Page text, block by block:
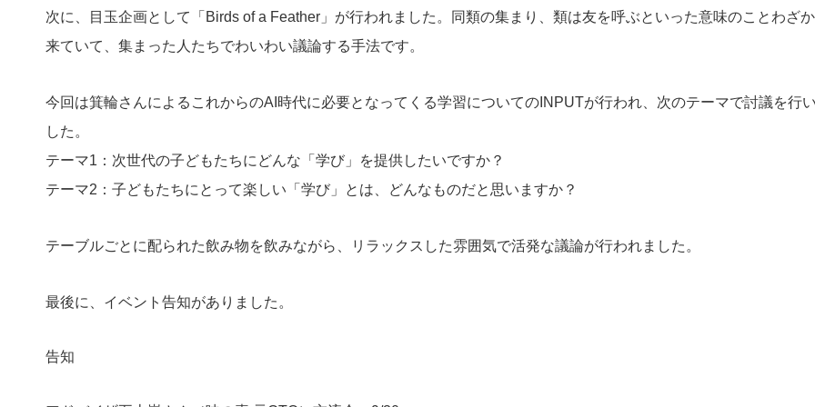
次に、目玉企画として「Birds of a Feather」が行われました。同類の集まり、類は友を呼ぶといった意味のことわざ
来ていて、集まった人たちでわいわい議論する手法です。
今回は箕輪さんによるこれからのAI時代に必要となってくる学習についてのINPUTが行われ、次のテーマで討議を行
した。
テーマ1：次世代の子どもたちにどんな「学び」を提供したいですか？
テーマ2：子どもたちにとって楽しい「学び」とは、どんなものだと思いますか？
テーブルごとに配られた飲み物を飲みながら、リラックスした雰囲気で活発な議論が行われました。
最後に、イベント告知がありました。
告知